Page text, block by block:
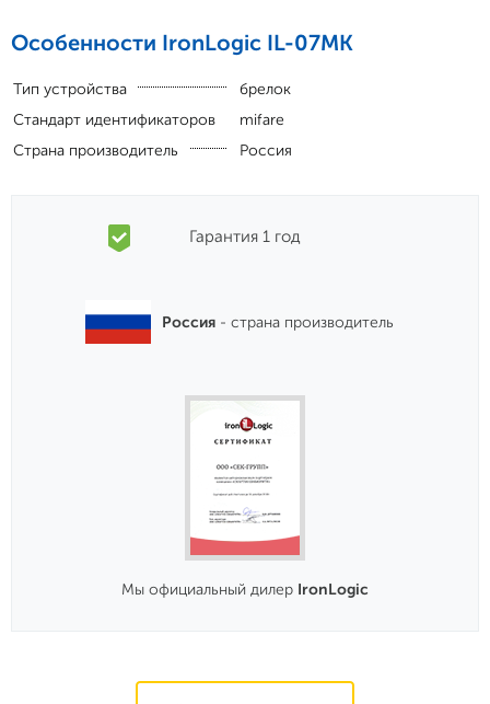
Особенности IronLogic IL-07MK
Тип устройства
брелок
Стандарт идентификаторов
mifare
Страна производитель
Россия
Гарантия 1 год
Россия - страна производитель
Мы официальный дилер IronLogic